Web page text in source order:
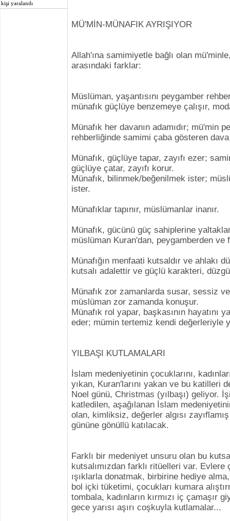
kişi yaralandı
MÜ'MİN-MÜNAFIK AYRIŞIYOR
Allah'ına samimiyetle bağlı olan
arasındaki farklar:
Müslüman, yaşantısını peygamber
münafık güçlüye benzemeye çalışır,
Münafık her davanın adamıdır; mü'min
rehberliğinde samimi çaba gösteren
Münafık, güçlüye tapar, zayıfı ezer;
güçlüye çatar, zayıfı korur.
Münafık, bilinmek/beğenilmek ister;
ister.
Münafıklar tapınır, müslümanlar inanır.
Münafık, gücünü güç sahiplerine
müslüman Kuran'dan, peygamberden ve
Münafığın menfaati kutsaldır ve ahlakı
kutsalı adalettir ve güçlü karakteri,
Münafık zor zamanlarda susar, sessiz
müslüman zor zamanda konuşur.
Münafık rol yapar, başkasının hayatını
eder; mümin tertemiz kendi değerleriyle
YILBAŞI KUTLAMALARI
İslam medeniyetinin çocuklarını,
yıkan, Kuran'larını yakan ve bu katilleri
Noel günü, Christmas (yılbaşı) geliyor.
katledilen, aşağılanan İslam
olan, kimliksiz, değerler algısı
gününe gönüllü katılacak.
Farklı bir medeniyet unsuru olan bu
kutsalımızdan farklı ritüelleri var.
ışıklarla donatmak, birbirine hediye
bol içki tüketimi, çocukları kumara
tombala, kadınların kırmızı iç çamaşır
gece yarısı aşırı coşkuyla kutlamalar...